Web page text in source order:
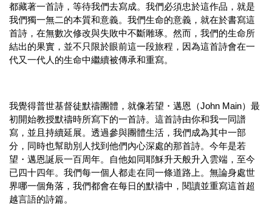
都藏著一首詩，等待我們去寫成。我們必須忠於這作品，就是
我們獨一無二的本質和意義。我們生命的意義，就在於書寫這
首詩，在無數次修改與失敗中不斷雕琢。然而，我們的生命所
結出的果實，並不只限於眼前這一段旅程，因為這首詩會在一
代又一代人的生命中繼續被傳承和重寫。
我覺得普世基督徒默禱團體，就像若望・邁恩（John Main）最
初開始教授默禱時所寫下的一首詩。這首詩由你和我一同譜
寫，並且持續延展。透過參與團體生活，我們成為其中一部
分，同時也幫助別人找到他們內心深處的那首詩。今年是若
望・邁恩誕辰一百周年。自他如同耶穌升天般升入雲端，至今
已四十四年。我們每一個人都走在同一條道路上。無論身處世
界哪一個角落，我們都會在每日的默禱中，閱讀並重寫這首超
越言語的詩篇。